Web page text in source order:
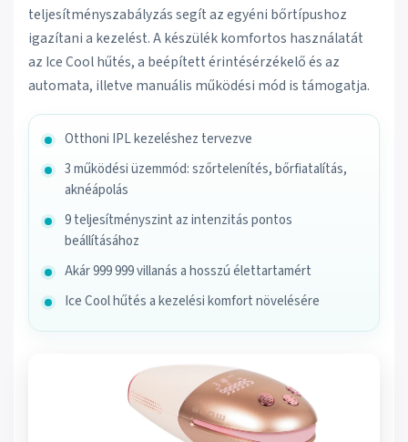
teljesítményszabályzás segít az egyéni bőrtípushoz
igazítani a kezelést. A készülék komfortos használatát
az Ice Cool hűtés, a beépített érintésérzékelő és az
automata, illetve manuális működési mód is támogatja.
Otthoni IPL kezeléshez tervezve
3 működési üzemmód: szőrtelenítés, bőrfiatalítás,
aknéápolás
9 teljesítményszint az intenzitás pontos
beállításához
Akár 999 999 villanás a hosszú élettartamért
Ice Cool hűtés a kezelési komfort növelésére